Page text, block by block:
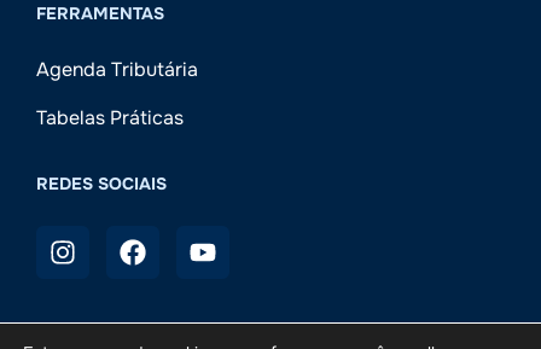
FERRAMENTAS
Agenda Tributária
Tabelas Práticas
REDES SOCIAIS